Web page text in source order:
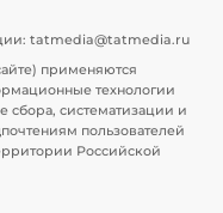
tatmedia@tatmedia.ru
применяются
технологии
сбора, систематизации и
пользователей
Российской